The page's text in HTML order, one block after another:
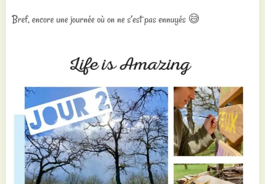
Bref, encore une journée où on ne s’est pas ennuyés 😅